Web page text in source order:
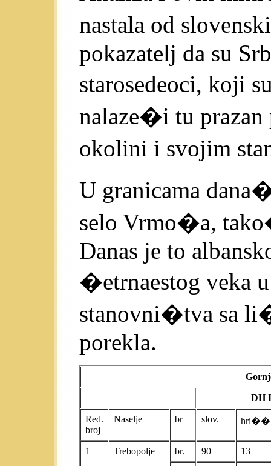
nastala od
pokazatelj da su
starosedeoci, koji
nalaze�i tu prazan
okolini i svojim
U granicama
selo Vrmo�a,
Danas je to
�etrnaestog veka
stanovni�tva sa
porekla.
DH
Red.
broj
Naselje br slov.
1 Trebopolje br. 90 13